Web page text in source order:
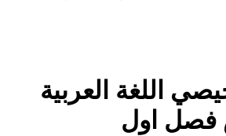
اللغة العربية
اول